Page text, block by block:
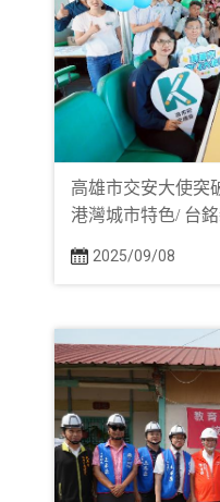
高雄市交安大使突
港灣城市特色/ 台
2025/09/08